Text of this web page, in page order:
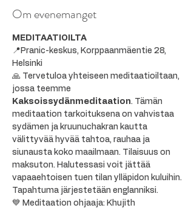
Om evenemanget
MEDITAATIOILTA
📍Pranic-keskus, Korppaanmäentie 28,
Helsinki
🙏 Tervetuloa yhteiseen meditaatioiltaan,
jossa teemme
Kaksoissydänmeditaation. Tämän
meditaation tarkoituksena on vahvistaa
sydämen ja kruunuchakran kautta
välittyvää hyvää tahtoa, rauhaa ja
siunausta koko maailmaan. Tilaisuus on
maksuton. Halutessasi voit jättää
vapaaehtoisen tuen tilan ylläpidon kuluihin.
Tapahtuma järjestetään englanniksi.
💙 Meditaation ohjaaja: Khujith